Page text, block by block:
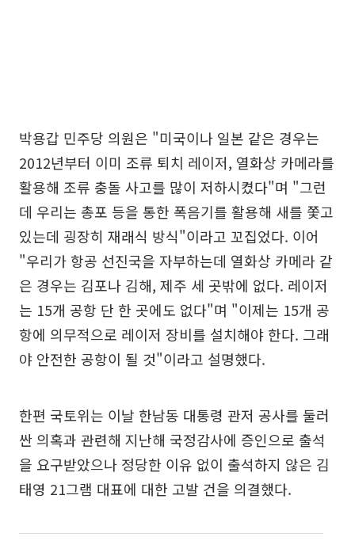
박용갑 민주당 의원은 "미국이나 일본 같은 경우는
2012년부터 이미 조류 퇴치 레이저, 열화상 카메라를
활용해 조류 충돌 사고를 많이 저하시켰다"며 "그런
데 우리는 총포 등을 통한 폭음기를 활용해 새를 쫓고
있는데 굉장히 재래식 방식"이라고 꼬집었다. 이어
"우리가 항공 선진국을 자부하는데 열화상 카메라 같
은 경우는 김포나 김해, 제주 세 곳밖에 없다. 레이저
는 15개 공항 단 한 곳에도 없다"며 "이제는 15개 공
항에 의무적으로 레이저 장비를 설치해야 한다. 그래
야 안전한 공항이 될 것"이라고 설명했다.
한편 국토위는 이날 한남동 대통령 관저 공사를 둘러
싼 의혹과 관련해 지난해 국정감사에 증인으로 출석
을 요구받았으나 정당한 이유 없이 출석하지 않은 김
태영 21그램 대표에 대한 고발 건을 의결했다.